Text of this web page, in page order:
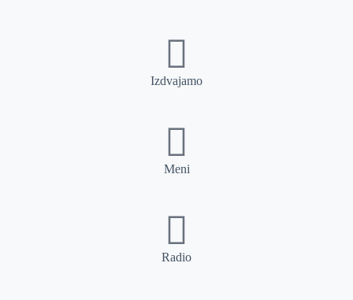
Izdvajamo
Meni
Radio